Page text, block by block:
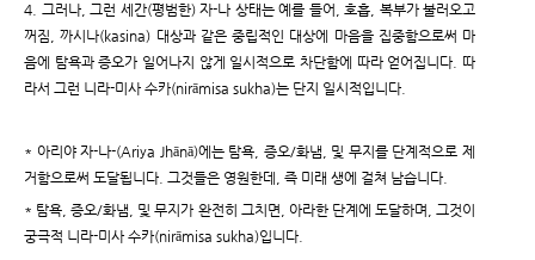
4. 그러나, 그런 세간(평범한) 자-나 상태는 예를 들어, 호흡, 복부가 불러오고
꺼짐, 까시나(kasina) 대상과 같은 중립적인 대상에 마음을 집중함으로써 마
음에 탐욕과 증오가 일어나지 않게 일시적으로 차단함에 따라 얻어집니다. 따
라서 그런 니라-미사 수카(nirāmisa sukha)는 단지 일시적입니다.
* 아리야 자-나-(Ariya Jhānā)에는 탐욕, 증오/화냄, 및 무지를 단계적으로 제
거함으로써 도달됩니다. 그것들은 영원한데, 즉 미래 생에 걸쳐 남습니다.
* 탐욕, 증오/화냄, 및 무지가 완전히 그치면, 아라한 단계에 도달하며, 그것이
궁극적 니라-미사 수카(nirāmisa sukha)입니다.